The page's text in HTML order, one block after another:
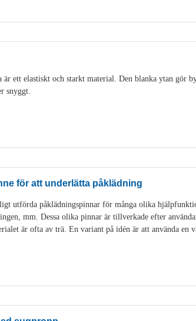
ett elastiskt och starkt material. Den blanka ytan gör
snyggt.
för att underlätta påklädning
utförda påklädningspinnar för många olika
mm. Dessa olika pinnar är tillverkade efter
är ofta av trä. En variant på idén är att använda en